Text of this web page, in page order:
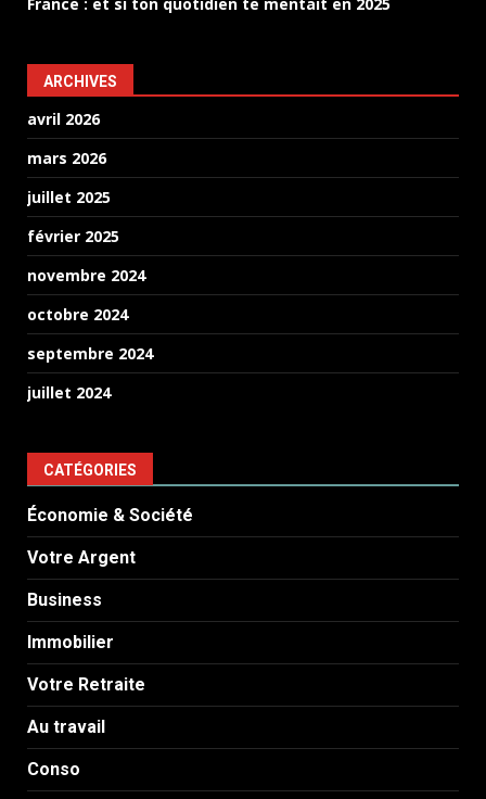
ARCHIVES
avril 2026
mars 2026
juillet 2025
février 2025
novembre 2024
octobre 2024
septembre 2024
juillet 2024
CATÉGORIES
Économie & Société
Votre Argent
Business
Immobilier
Votre Retraite
Au travail
Conso